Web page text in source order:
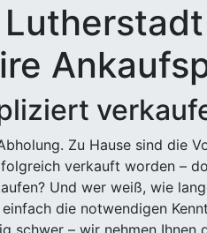
Zu Hause sind die
verkauft worden –
Und wer weiß, wie
die notwendigen
schwer – wir nehmen Ihnen